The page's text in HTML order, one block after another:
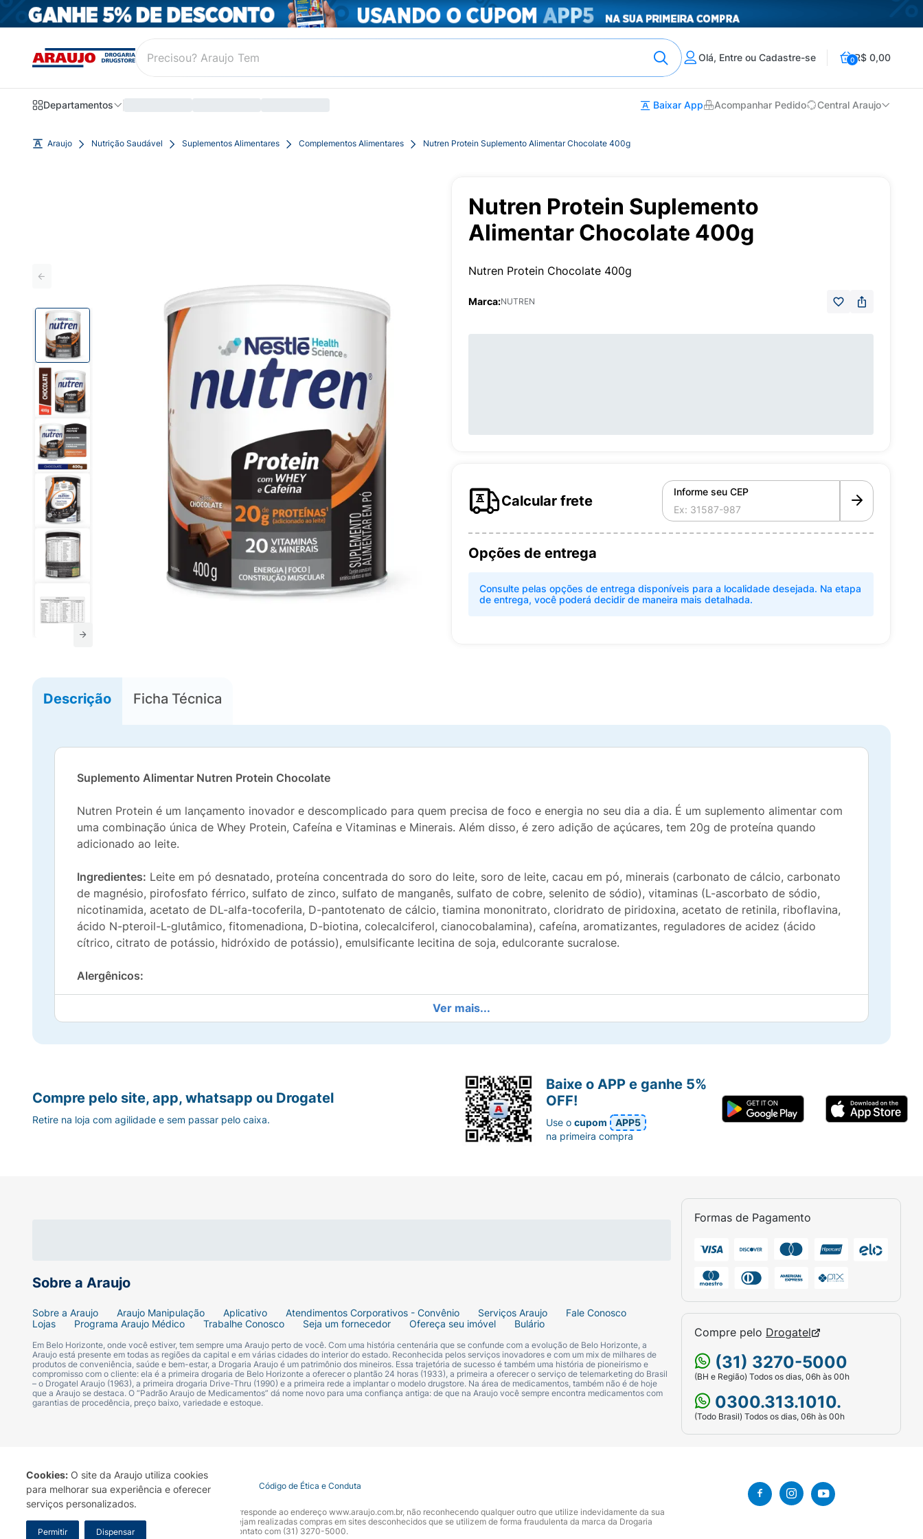
Cookies: O site da Araujo utiliza cookies
para melhorar sua experiência e oferecer
serviços personalizados.
Permitir Dispensar
Olá, Entre ou Cadastre-se 0R$ 0,00
Departamentos Baixar App Acompanhar Pedido Central Araujo
Araujo Nutrição Saudável Suplementos Alimentares Complementos Alimentares Nutren Protein Suplemento Alimentar Chocolate 400g
Nutren Protein Suplemento
Alimentar Chocolate 400g
Nutren Protein Chocolate 400g
Marca:NUTREN
Calcular frete
Informe seu CEP
Opções de entrega
Consulte pelas opções de entrega disponíveis para a localidade desejada. Na etapa
de entrega, você poderá decidir de maneira mais detalhada.
Descrição Ficha Técnica
Suplemento Alimentar Nutren Protein Chocolate
Nutren Protein é um lançamento inovador e descomplicado para quem precisa de foco e energia no seu dia a dia. É um suplemento alimentar com
uma combinação única de Whey Protein, Cafeína e Vitaminas e Minerais. Além disso, é zero adição de açúcares, tem 20g de proteína quando
adicionado ao leite.
Ingredientes: Leite em pó desnatado, proteína concentrada do soro do leite, soro de leite, cacau em pó, minerais (carbonato de cálcio, carbonato
de magnésio, pirofosfato férrico, sulfato de zinco, sulfato de manganês, sulfato de cobre, selenito de sódio), vitaminas (L-ascorbato de sódio,
nicotinamida, acetato de DL-alfa-tocoferila, D-pantotenato de cálcio, tiamina mononitrato, cloridrato de piridoxina, acetato de retinila, riboflavina,
ácido N-pteroil-L-glutâmico, fitomenadiona, D-biotina, colecalciferol, cianocobalamina), cafeína, aromatizantes, reguladores de acidez (ácido
cítrico, citrato de potássio, hidróxido de potássio), emulsificante lecitina de soja, edulcorante sucralose.
Alergênicos:
CONTÉM DERIVADOS DE LEITE E SOJA. PODE CONTER TRIGO, CEVADA E AVEIA. CONTÉM LACTOSE. CONTÉM GLÚTEN.
Modo de preparo:
Ver mais...
Sobre a Araujo
Sobre a Araujo Araujo Manipulação Aplicativo Atendimentos Corporativos - Convênio Serviços Araujo
Fale Conosco
Lojas
Programa Araujo Médico Trabalhe Conosco Seja um fornecedor Ofereça seu imóvel Bulário
Em Belo Horizonte, onde você estiver, tem sempre uma Araujo perto de você. Com uma história centenária que se confunde com a evolução de Belo Horizonte, a
Araujo está presente em todas as regiões da capital e em várias cidades do interior do estado. Reconhecida pelos serviços inovadores e com um mix de milhares de
produtos de conveniência, saúde e bem-estar, a Drogaria Araujo é um patrimônio dos mineiros. Essa trajetória de sucesso é também uma história de pioneirismo e
compromisso com o cliente: ela é a primeira drogaria de Belo Horizonte a oferecer o plantão 24 horas (1933), a primeira a oferecer o serviço de telemarketing do Brasil
– o Drogatel Araujo (1963), a primeira drogaria Drive-Thru (1990) e a primeira rede a implantar o modelo drugstore. Na área de medicamentos, também não é de hoje
que a Araujo se destaca. O “Padrão Araujo de Medicamentos” dá nome novo para uma confiança antiga: de que na Araujo você sempre encontra medicamentos com
garantias de procedência, preço baixo, variedade e estoque.
Formas de Pagamento
Compre pelo Drogatel
(31) 3270-5000
(BH e Região) Todos os dias, 06h às 00h
0300.313.1010.
(Todo Brasil) Todos os dias, 06h às 00h
Compre pelo site, app, whatsapp ou Drogatel
Retire na loja com agilidade e sem passar pelo caixa.
Baixe o APP e ganhe 5%
OFF!
Use ocupom
APP5
na primeira compra
Termo de Uso Portal da Privacidade Covid-19 Código de Ética e Conduta
A Drogaria Araujo S/A informa que o seu site oficial corresponde ao endereço www.araujo.com.br, não reconhecendo qualquer outro que utilize indevidamente da sua
marca. Para sua segurança recomendamos que não sejam realizadas compras em sites desconhecidos que se utilizem de forma fraudulenta da marca da Drogaria
Araujo S.A. Em caso de dúvidas, gentileza entrar em contato com (31) 3270-5000.